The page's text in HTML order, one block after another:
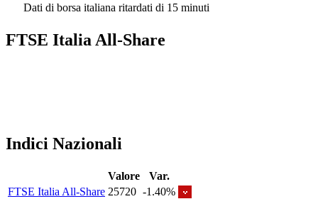
Dati di borsa italiana ritardati di 15 minuti
FTSE Italia All-Share
Indici Nazionali
Valore
Var.
FTSE Italia All-Share 25720 -1.40%